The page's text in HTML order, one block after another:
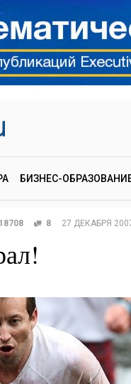
БИЗНЕС-
18708 8 27 ДЕКАБРЯ